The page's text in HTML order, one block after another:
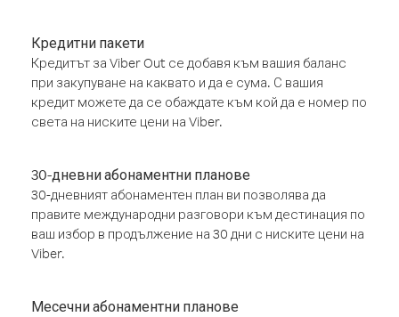
Кредитни пакети
Кредитът за Viber Out се добавя към вашия баланс
при закупуване на каквато и да е сума. С вашия
кредит можете да се обаждате към кой да е номер по
света на ниските цени на Viber.
30-дневни абонаментни планове
30-дневният абонаментен план ви позволява да
правите международни разговори към дестинация по
ваш избор в продължение на 30 дни с ниските цени на
Viber.
Месечни абонаментни планове